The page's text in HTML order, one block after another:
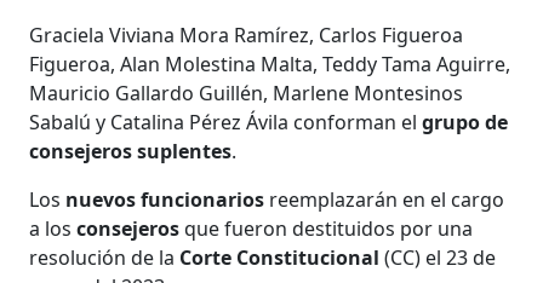
Graciela Viviana Mora Ramírez, Carlos Figueroa
Figueroa, Alan Molestina Malta, Teddy Tama Aguirre,
Mauricio Gallardo Guillén, Marlene Montesinos
Sabalú y Catalina Pérez Ávila conforman elgrupo de
consejeros suplentes.
Los nuevos funcionarios reemplazarán en el cargo
a losconsejerosque fueron destituidos por una
resolución de la Corte Constitucional (CC) el 23 de